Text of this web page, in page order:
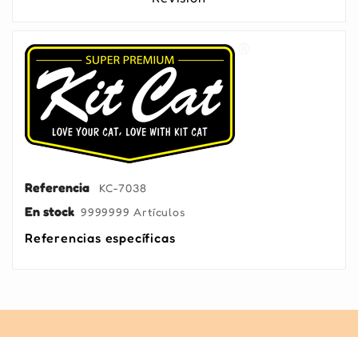
Referencia KC-7038
En stock 9999999 Artículos
Referencias específicas